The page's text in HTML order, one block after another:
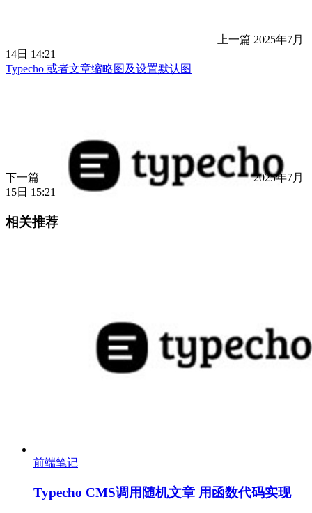
上一篇 2025年7月
14日 14:21
Typecho 或者文章缩略图及设置默认图
下一篇
2025年7月
15日 15:21
相关推荐
前端笔记
Typecho CMS调用随机文章 用函数代码实现